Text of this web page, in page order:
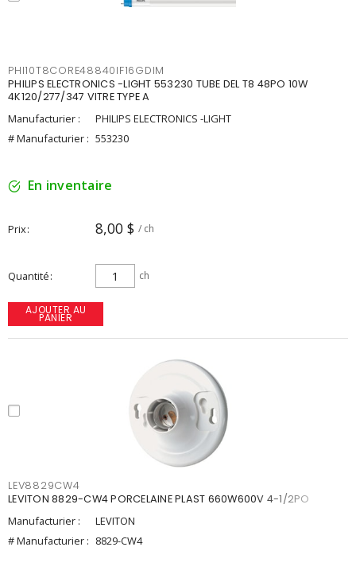
PHI10T8CORE48840IF16GDIM
PHILIPS ELECTRONICS -LIGHT 553230 TUBE DEL T8 48PO 10W
4K120/277/347 VITRE TYPE A
Manufacturier :
PHILIPS ELECTRONICS -LIGHT
# Manufacturier : 553230
En inventaire
Prix 8,00 $ / ch
Quantité ch
AJOUTER AU
PANIER
LEV8829CW4
LEVITON 8829-CW4 PORCELAINE PLAST 660W600V 4-1/2PO
Manufacturier :
LEVITON
# Manufacturier : 8829-CW4